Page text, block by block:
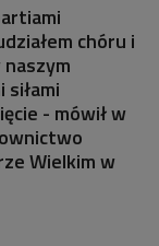
chóru i
- mówił w
Wielkim w